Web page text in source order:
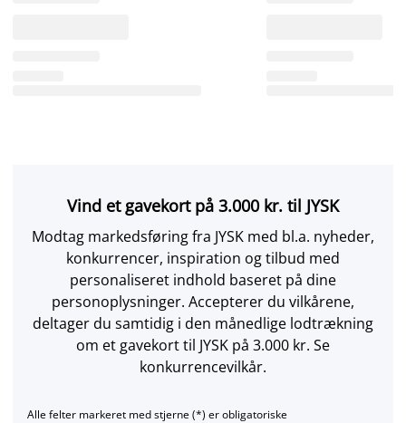
Vind et gavekort på 3.000 kr. til JYSK
Modtag markedsføring fra JYSK med bl.a. nyheder,
konkurrencer, inspiration og tilbud med
personaliseret indhold baseret på dine
personoplysninger. Accepterer du vilkårene,
deltager du samtidig i den månedlige lodtrækning
om et gavekort til JYSK på 3.000 kr. Se
konkurrencevilkår.
Alle felter markeret med stjerne (*) er obligatoriske